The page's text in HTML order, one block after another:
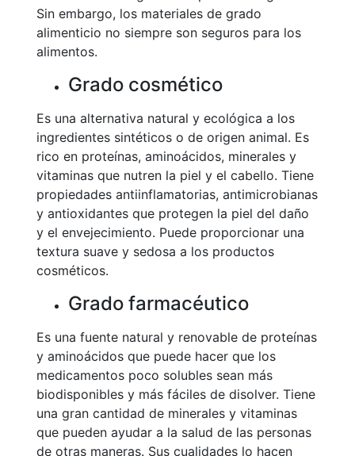
Sin embargo, los materiales de grado
alimenticio no siempre son seguros para los
alimentos.
Grado cosmético
Es una alternativa natural y ecológica a los
ingredientes sintéticos o de origen animal. Es
rico en proteínas, aminoácidos, minerales y
vitaminas que nutren la piel y el cabello. Tiene
propiedades antiinflamatorias, antimicrobianas
y antioxidantes que protegen la piel del daño
y el envejecimiento. Puede proporcionar una
textura suave y sedosa a los productos
cosméticos.
Grado farmacéutico
Es una fuente natural y renovable de proteínas
y aminoácidos que puede hacer que los
medicamentos poco solubles sean más
biodisponibles y más fáciles de disolver. Tiene
una gran cantidad de minerales y vitaminas
que pueden ayudar a la salud de las personas
de otras maneras. Sus cualidades lo hacen